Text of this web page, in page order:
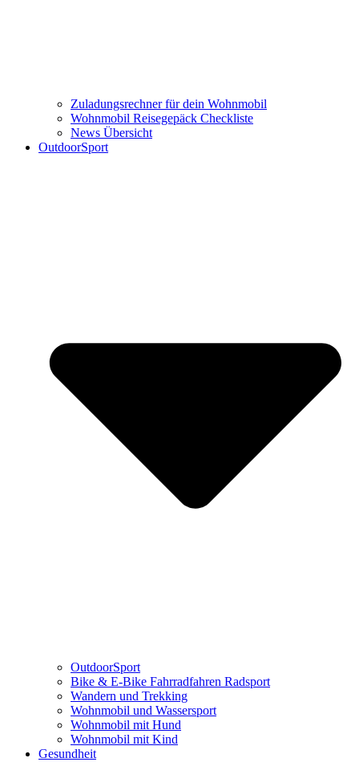
Zuladungsrechner für dein Wohnmobil
Wohnmobil Reisegepäck Checkliste
News Übersicht
OutdoorSport
OutdoorSport
Bike & E-Bike Fahrradfahren Radsport
Wandern und Trekking
Wohnmobil und Wassersport
Wohnmobil mit Hund
Wohnmobil mit Kind
Gesundheit